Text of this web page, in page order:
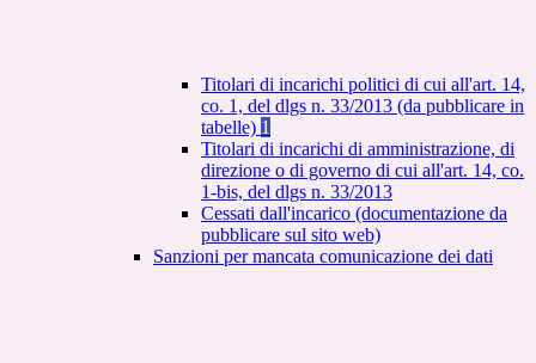
Titolari di incarichi politici di cui all'art. 14,
co. 1, del dlgs n. 33/2013 (da pubblicare in
tabelle) 1
Titolari di incarichi di amministrazione, di
direzione o di governo di cui all'art. 14, co.
1-bis, del dlgs n. 33/2013
Cessati dall'incarico (documentazione da
pubblicare sul sito web)
Sanzioni per mancata comunicazione dei dati